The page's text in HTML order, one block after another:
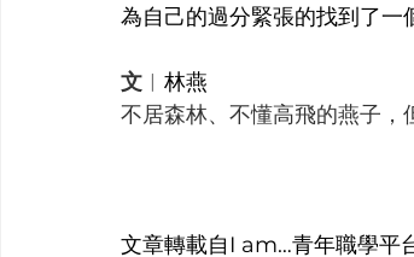
為自己的過分緊張的找到了一
文 ︱ 林燕
不居森林、不懂高飛的燕子，
文章轉載自I am…青年職學平